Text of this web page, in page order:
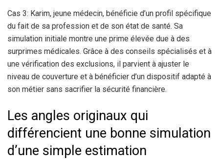
Cas 3: Karim, jeune médecin, bénéficie d’un profil spécifique
du fait de sa profession et de son état de santé. Sa
simulation initiale montre une prime élevée due à des
surprimes médicales. Grâce à des conseils spécialisés et à
une vérification des exclusions, il parvient à ajuster le
niveau de couverture et à bénéficier d’un dispositif adapté à
son métier sans sacrifier la sécurité financière.
Les angles originaux qui
différencient une bonne simulation
d’une simple estimation